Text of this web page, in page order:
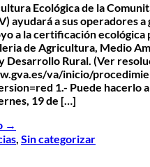
Ecológica de la
ayudará a sus operadores a
a la certificación ecológica
de Agricultura, Medio
Desarrollo Rural. (Ver
va/inicio/
1.- Puede hacerlo
19 de […]
→
, Sin categorizar